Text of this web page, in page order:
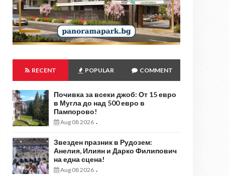
RECENT POPULAR COMMENT
Почивка за всеки джоб: От 15 евро
в Мугла до над 500 евро в
Пампорово!
Aug 08 2026 -
Звезден празник в Рудозем:
Анелия, Илиян и Дарко Филипович
на една сцена!
Aug 08 2026 -